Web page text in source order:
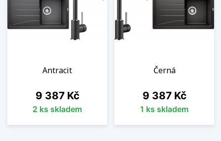
Antracit
Cena
9 387 Kč
2 ks skladem
Černá
Cena
9 387 Kč
1 ks skladem